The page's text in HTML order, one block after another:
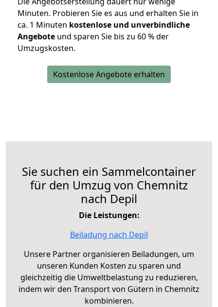
Minuten. Probieren Sie es aus und erhalten Sie in
ca. 1 Minuten kostenlose und unverbindliche
Angebote und sparen Sie bis zu 60 % der
Umzugskosten.
Kostenlose Angebote erhalten
Sie suchen ein Sammelcontainer
für den Umzug von Chemnitz
nach Depil
Die Leistungen:
Beiladung nach Depil
Unsere Partner organisieren Beiladungen, um
unseren Kunden Kosten zu sparen und
gleichzeitig die Umweltbelastung zu reduzieren,
indem wir den Transport von Gütern in Chemnitz
kombinieren.